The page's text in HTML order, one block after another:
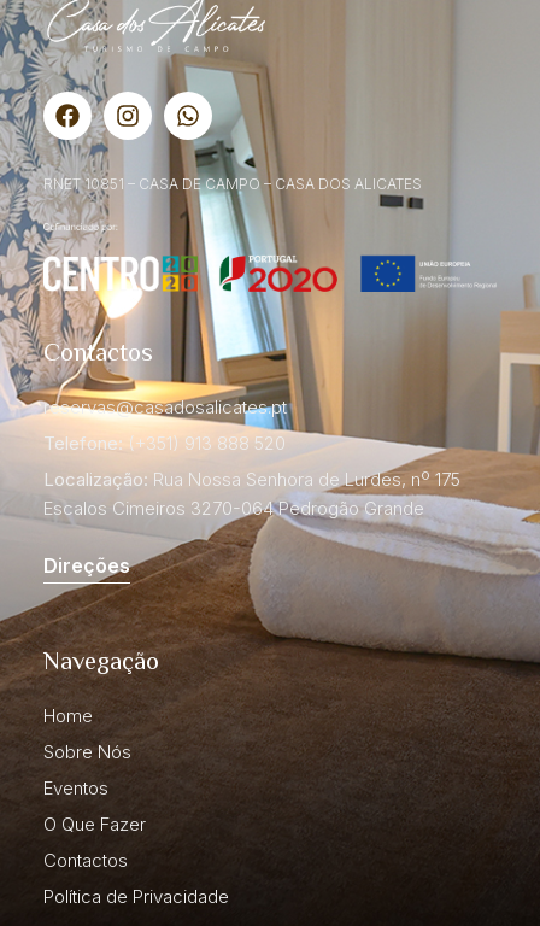
RNET 10851 – CASA DE CAMPO – CASA DOS ALICATES
Contactos
reservas@casadosalicates.pt
Telefone: (+351) 913 888 520
Localização: Rua Nossa Senhora de Lurdes, nº 175
Escalos Cimeiros 3270-064 Pedrogão Grande
Direções
Navegação
Home
Sobre Nós
Eventos
O Que Fazer
Contactos
Política de Privacidade